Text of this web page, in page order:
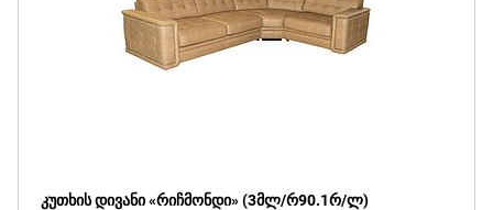
კუთხის დივანი «რიჩმონდი» (3მლ/რ90.1რ/ლ)